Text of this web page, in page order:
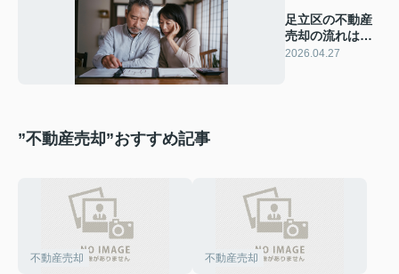
足立区の不動産
売却の流れは？
自宅を安心して
2026.04.27
”不動産売却”おすすめ記事
不動産売却 不動産売却